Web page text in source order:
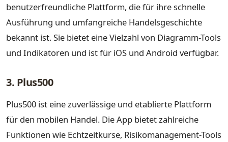
benutzerfreundliche Plattform, die für ihre schnelle
Ausführung und umfangreiche Handelsgeschichte
bekannt ist. Sie bietet eine Vielzahl von Diagramm-Tools
und Indikatoren und ist für iOS und Android verfügbar.
3. Plus500
Plus500 ist eine zuverlässige und etablierte Plattform
für den mobilen Handel. Die App bietet zahlreiche
Funktionen wie Echtzeitkurse, Risikomanagement-Tools